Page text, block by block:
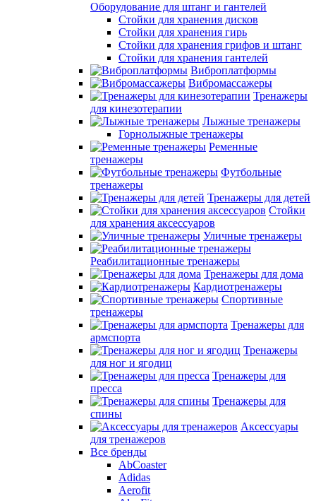
Оборудование для штанг и гантелей
Стойки для хранения дисков
Стойки для хранения гирь
Стойки для хранения грифов и штанг
Стойки для хранения гантелей
Виброплатформы
Вибромассажеры
Тренажеры
для кинезотерапии
Лыжные тренажеры
Горнолыжные тренажеры
Ременные
тренажеры
Футбольные
тренажеры
Тренажеры для детей
Стойки
для хранения аксессуаров
Уличные тренажеры
Реабилитационные тренажеры
Тренажеры для дома
Кардиотренажеры
Спортивные
тренажеры
Тренажеры для
армспорта
Тренажеры
для ног и ягодиц
Тренажеры для
пресса
Тренажеры для
спины
Аксессуары
для тренажеров
Все бренды
AbCoaster
Adidas
Aerofit